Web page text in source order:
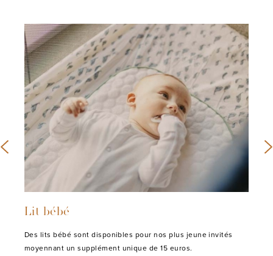
Lit bébé
Des lits bébé sont disponibles pour nos plus jeune invités
moyennant un supplément unique de 15 euros.